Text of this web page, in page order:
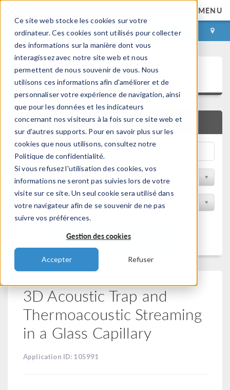
Ce site web stocke les cookies sur votre
ordinateur. Ces cookies sont utilisés pour collecter
des informations sur la manière dont vous
interagissez avec notre site web et nous
permettent de nous souvenir de vous. Nous
utilisons ces informations afin d'améliorer et de
personnaliser votre expérience de navigation, ainsi
que pour les données et les indicateurs
concernant nos visiteurs à la fois sur ce site web et
sur d'autres supports. Pour en savoir plus sur les
cookies que nous utilisons, consultez notre
Politique de confidentialité.
Si vous refusez l'utilisation des cookies, vos
informations ne seront pas suivies lors de votre
visite sur ce site. Un seul cookie sera utilisé dans
votre navigateur afin de se souvenir de ne pas
suivre vos préférences.
Gestion des cookies
Accepter Refuser
MENU
CONNEXION CONTACT
Bibliothèque d'Applications
RECHERCHE RAPIDE
Trier par Discipline
Filtrer par produit
Filtrer
3D Acoustic Trap and
Thermoacoustic Streaming
in a Glass Capillary
Application ID: 105991